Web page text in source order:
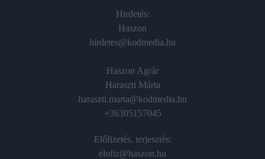
Hirdetés:
Haszon
hirdetes@kodmedia.hu
Haszon Agrár
Haraszti Márta
haraszti.marta@kodmedia.hu
+36305157045
Előfizetés, terjesztés:
elofiz@haszon.hu